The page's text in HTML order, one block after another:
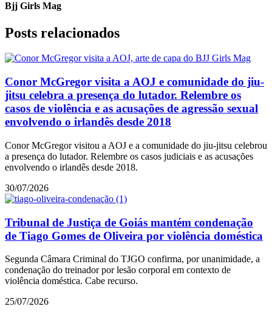
Bjj Girls Mag
Posts relacionados
Conor McGregor visita a AOJ e comunidade do jiu-
jitsu celebra a presença do lutador. Relembre os
casos de violência e as acusações de agressão sexual
envolvendo o irlandês desde 2018
Conor McGregor visitou a AOJ e a comunidade do jiu-jitsu celebrou
a presença do lutador. Relembre os casos judiciais e as acusações
envolvendo o irlandês desde 2018.
30/07/2026
Tribunal de Justiça de Goiás mantém condenação
de Tiago Gomes de Oliveira por violência doméstica
Segunda Câmara Criminal do TJGO confirma, por unanimidade, a
condenação do treinador por lesão corporal em contexto de
violência doméstica. Cabe recurso.
25/07/2026